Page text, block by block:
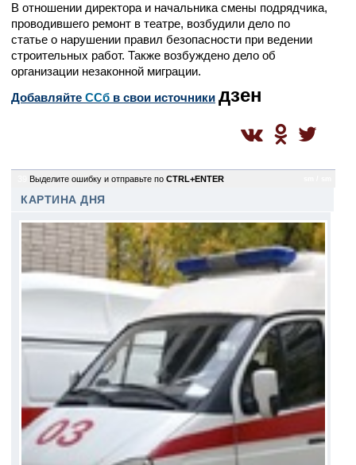
В отношении директора и начальника смены подрядчика,
проводившего ремонт в театре, возбудили дело по
статье о нарушении правил безопасности при ведении
строительных работ. Также возбуждено дело об
организации незаконной миграции.
Добавляйте CСб в свои источники дзен
Выделите ошибку и отправьте по CTRL+ENTER
КАРТИНА ДНЯ